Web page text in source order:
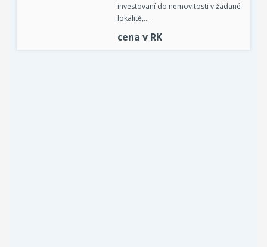
investovaní do nemovitosti v žádané
lokalitě,…
cena v RK